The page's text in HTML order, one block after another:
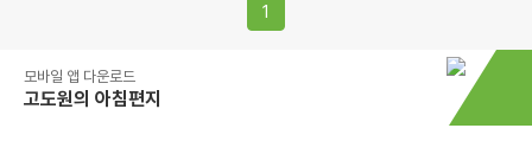
1
모바일 앱 다운로드
고도원의 아침편지